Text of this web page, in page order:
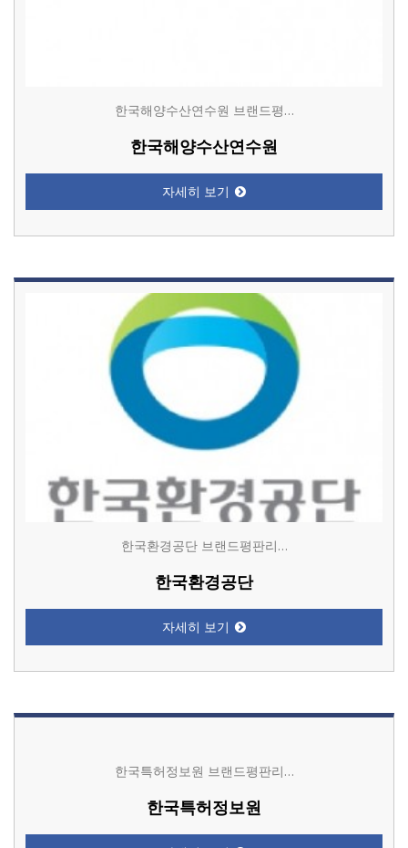
한국해양수산연수원 브랜드평…
한국해양수산연수원
자세히 보기
한국환경공단 브랜드평판리…
한국환경공단
자세히 보기
한국특허정보원 브랜드평판리…
한국특허정보원